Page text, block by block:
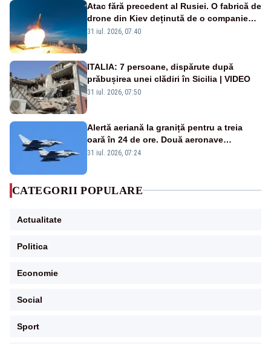
Atac fără precedent al Rusiei. O fabrică de
drone din Kiev deținută de o companie
americană, distrusă de o rachetă
31 iul. 2026, 07:40
ITALIA: 7 persoane, dispărute după
prăbușirea unei clădiri în Sicilia | VIDEO
31 iul. 2026, 07:50
Alertă aeriană la graniță pentru a treia
oară în 24 de ore. Două aeronave
Eurofighter britanice au fost ridicate de la
31 iul. 2026, 07:24
CATEGORII POPULARE
Actualitate
Politica
Economie
Social
Sport